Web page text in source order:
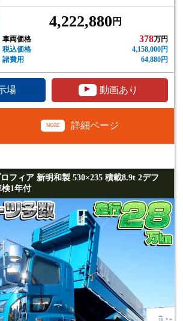
4,222,880 円
車両価格 378万円
税込価格
4,158,000円
諸費用
64,880円
場 ▲ 動画あり
MORE 詳細ページ
フィア 新明和製 530×235 積載8.9t 2デフ
1年付